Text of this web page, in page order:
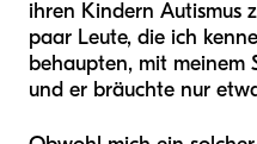
ihren Kindern Autismus
paar Leute, die ich
behaupten, mit meinem
und er bräuchte nur